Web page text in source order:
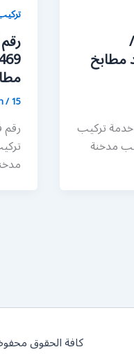
مطابخ
تركيب
مدخنة
/15 يونيو، 2021
كافة الحقوق